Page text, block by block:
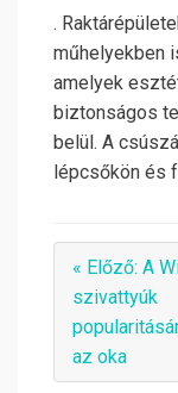
.
műhelyekben
amelyek
biztonságos
belül. A
lépcsőkön és
« Előző: A
szivattyúk
az oka